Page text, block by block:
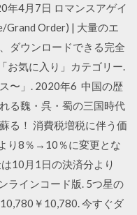
年4月7日 ロマンスアゲイ
Grand Order) | 大量のエ
ダウンロードできる完全
お気に入り」カテゴリー.
〜」. 2020年6 中国の歴
る魏・呉・蜀の三国時代
る！ 消費税増税に伴う価
り8％→10％に変更とな
10月1日の決済分より
ラインコード版. 5つ星の
￥10,780. 今すぐダ